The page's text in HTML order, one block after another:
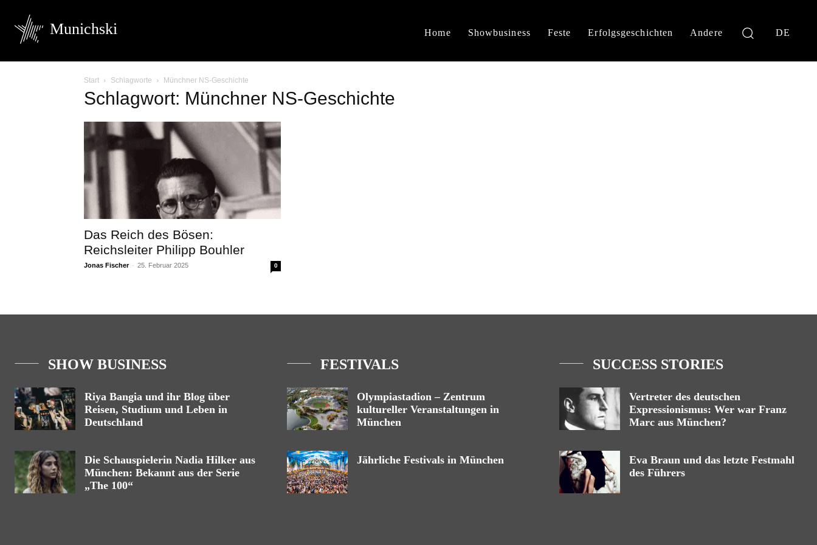
Munichski Home Showbusiness Feste Erfolgsgeschichten Andere DE
Start Schlagworte Münchner NS-Geschichte
Schlagwort: Münchner NS-Geschichte
Das Reich des Bösen:
Reichsleiter Philipp Bouhler
Jonas Fischer - 25. Februar 2025 0
SHOW BUSINESS
Riya Bangia und ihr Blog über
Reisen, Studium und Leben in
Deutschland
Die Schauspielerin Nadia Hilker aus
München: Bekannt aus der Serie
„The 100“
FESTIVALS
Olympiastadion – Zentrum
kultureller Veranstaltungen in
München
Jährliche Festivals in München
SUCCESS STORIES
Vertreter des deutschen
Expressionismus: Wer war Franz
Marc aus München?
Eva Braun und das letzte Festmahl
des Führers